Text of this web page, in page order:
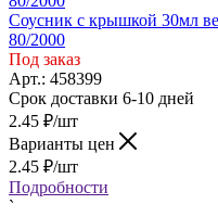
Соусник с крышкой 30мл
80/2000
Под заказ
Арт.: 458399
Срок доставки 6-10 дней
2.45 ₽/шт
Варианты цен
2.45 ₽/шт
Подробности
`